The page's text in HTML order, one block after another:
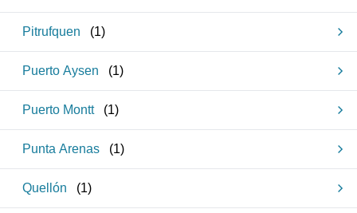
Pitrufquen (1)
Puerto Aysen (1)
Puerto Montt (1)
Punta Arenas (1)
Quellón (1)